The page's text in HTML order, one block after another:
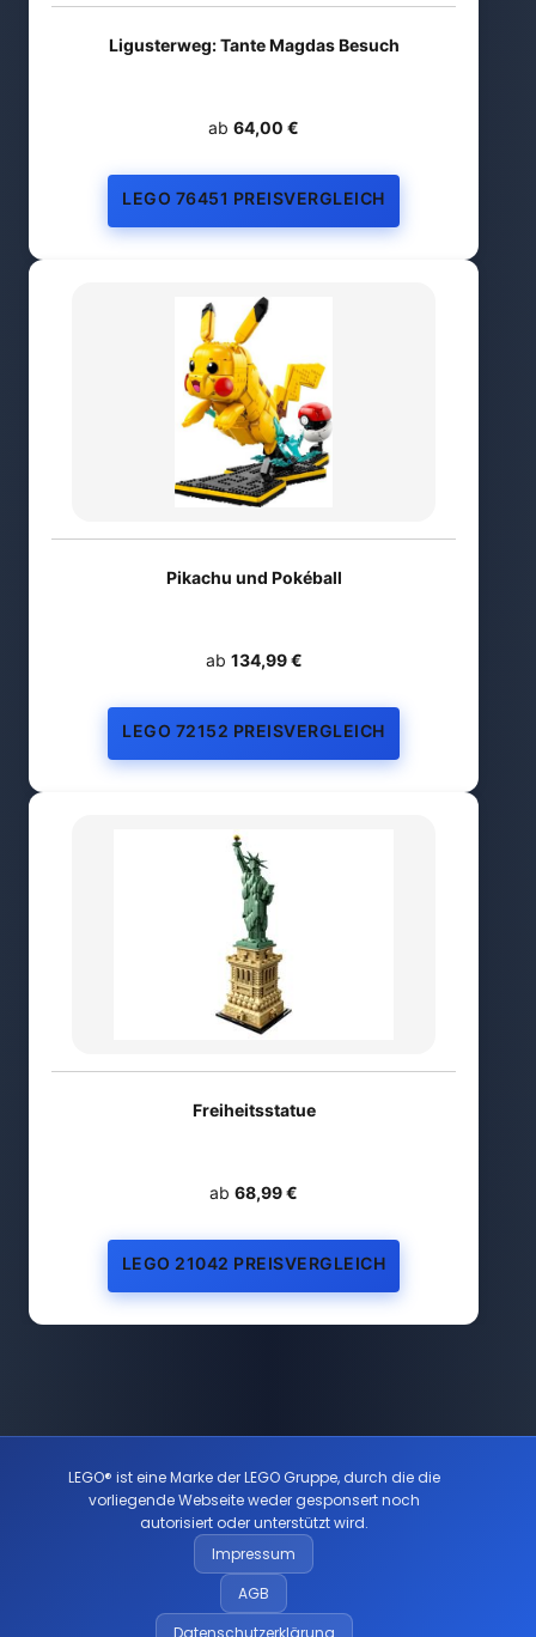
Ligusterweg: Tante Magdas Besuch
ab 64,00 €
LEGO 76451 PREISVERGLEICH
Pikachu und Pokéball
ab 134,99 €
LEGO 72152 PREISVERGLEICH
Freiheitsstatue
ab 68,99 €
LEGO 21042 PREISVERGLEICH
LEGO® ist eine Marke der LEGO Gruppe, durch die die
vorliegende Webseite weder gesponsert noch
autorisiert oder unterstützt wird.
Impressum
AGB